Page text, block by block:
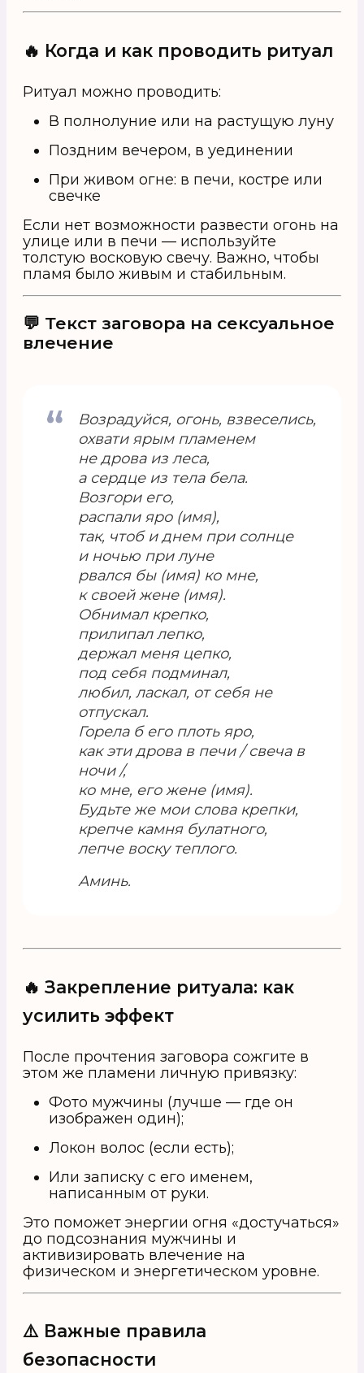
🔥 Когда и как проводить ритуал
Ритуал можно проводить:
В полнолуние или на растущую луну
Поздним вечером, в уединении
При живом огне: в печи, костре или
свечке
Если нет возможности развести огонь на
улице или в печи — используйте
толстую восковую свечу. Важно, чтобы
пламя было живым и стабильным.
💬 Текст заговора на сексуальное
влечение
Возрадуйся, огонь, взвеселись,
охвати ярым пламенем
не дрова из леса,
а сердце из тела бела.
Возгори его,
распали яро (имя),
так, чтоб и днем при солнце
и ночью при луне
рвался бы (имя) ко мне,
к своей жене (имя).
Обнимал крепко,
прилипал лепко,
держал меня цепко,
под себя подминал,
любил, ласкал, от себя не
отпускал.
Горела б его плоть яро,
как эти дрова в печи / свеча в
ночи /,
ко мне, его жене (имя).
Будьте же мои слова крепки,
крепче камня булатного,
лепче воску теплого.
Аминь.
🔥 Закрепление ритуала: как
усилить эффект
После прочтения заговора сожгите в
этом же пламени личную привязку:
Фото мужчины (лучше — где он
изображен один);
Локон волос (если есть);
Или записку с его именем,
написанным от руки.
Это поможет энергии огня «достучаться»
до подсознания мужчины и
активизировать влечение на
физическом и энергетическом уровне.
⚠️ Важные правила
безопасности